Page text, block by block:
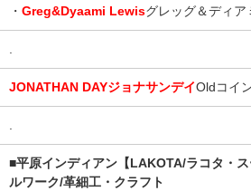
・ Greg&Dyaami Lewisグレッグ＆ディア
JONATHAN DAYジョナサンデイOldコイ
■平原インディアン【LAKOTA/ラコタ・
ルワーク/革細工・クラフト